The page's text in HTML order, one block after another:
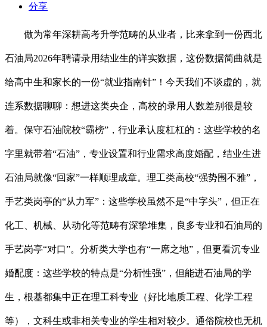
分享
做为常年深耕高考升学范畴的从业者，比来拿到一份西北
石油局2026年聘请录用结业生的详实数据，这份数据简曲就是
给高中生和家长的一份“就业指南针”！今天我们不谈虚的，就
连系数据聊聊：想进这类央企，高校的录用人数差别很是较
着。保守石油院校“霸榜”，行业承认度杠杠的：这些学校的名
字里就带着“石油”，专业设置和行业需求高度婚配，结业生进
石油局就像“回家”一样顺理成章。理工类高校“强势围不雅”，
手艺类岗亭的“从力军”：这些学校虽然不是“中字头”，但正在
化工、机械、从动化等范畴有深挚堆集，良多专业和石油局的
手艺岗亭“对口”。分析类大学也有“一席之地”，但更看沉专业
婚配度：这些学校的特点是“分析性强”，但能进石油局的学
生，根基都集中正在理工科专业（好比地质工程、化学工程
等），文科生或非相关专业的学生相对较少。通俗院校也无机